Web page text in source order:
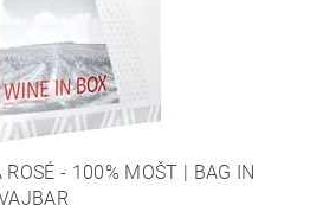
ROSÉ - 100% MOŠT | BAG IN